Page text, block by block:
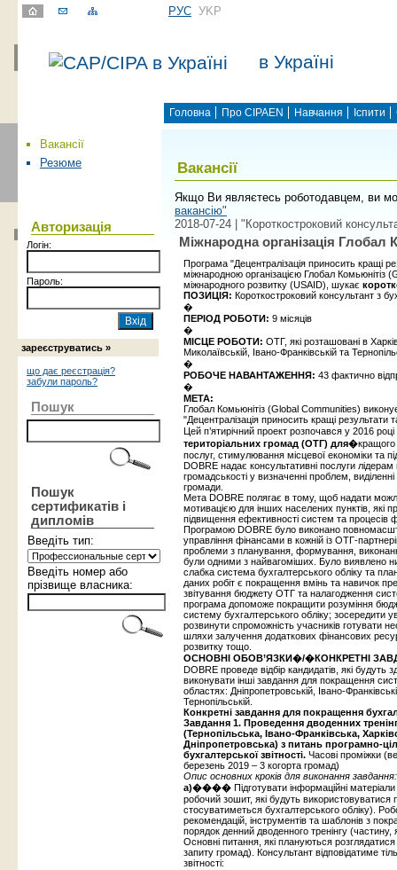
РУС УKР
в Україні
Головна Про CIPAEN Навчання Іспити
Вакансії
Резюме
Авторизація
Логін:
Пароль:
зареєструватись »
що дає реєстрація?
забули пароль?
Пошук
Пошук
сертификатів і
дипломів
Введіть тип:
Введіть номер або
прізвище власника:
Вакансії
Якщо Ви являєтесь роботодавцем, ви
вакансію"
2018-07-24 | "Короткостроковий
Міжнародна організація
Програма "Децентралізація приносить кращі
міжнародною організацією Глобал
міжнародного розвитку (USAID), шукає
ПОЗИЦІЯ: Короткостроковий консультант з
�
ПЕРІОД РОБОТИ: 9 місяців
�
МІСЦЕ РОБОТИ: ОТГ, які розташовані в
Миколаївській, Івано-Франківській та
�
РОБОЧЕ НАВАНТАЖЕННЯ: 43 фактично
�
МЕТА:
Глобал Комьюнітіз (Global Communities)
"Децентралізація приносить кращі результати
Цей п’ятирічний проект розпочався у 2016
територіальних громад (ОТГ) для�кращого
послуг, стимулювання місцевої економіки та
DOBRE надає консультативні послуги
громадськості у визначенні проблем,
громади.
Мета DOBRE полягає в тому, щоб надати
мотивацією для інших населених пунктів, які
підвищення ефективності систем та
Програмою DOBRE було виконано
управління фінансами в кожній із ОТГ-
проблеми з планування, формування,
були одними з найвагоміших. Було виявлено
слабка система бухгалтерського обліку та
даних робіт є покращення вмінь та навичок
звітування бюджету ОТГ та налагодження
програма допоможе покращити розуміння
систему бухгалтерського обліку; зосередити
розвинути спроможність учасників готувати
шляхи залучення додаткових фінансових
розвитку тощо.
ОСНОВНІ ОБОВ’ЯЗКИ�/�КОНКРЕТНІ
DOBRE проведе відбір кандидатів, які будуть
виконувати інші завдання для покращення
областях: Дніпропетровській, Івано-
Тернопільській.
Конкретні завдання для покращення
Завдання 1. Проведення дводенних
(Тернопільська, Івано-Франківська,
Дніпропетровська) з питань програмно-
бухгалтерської звітності. Часові проміжки
березень 2019 – 3 когорта громад)
Опис основних кроків для виконання завдання:
a)���� Підготувати інформаційні
робочий зошит, які будуть використовуватися
стосуватиметься бухгалтерського обліку).
рекомендацій, інструментів та шаблонів з
порядок денний дводенного тренінгу
Основні питання, які плануються
запиту громад). Консультант відповідатиме
звітності: